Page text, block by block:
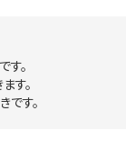
。
す。
す。